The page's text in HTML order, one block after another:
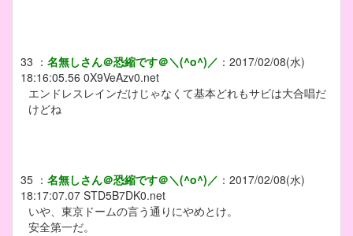
33 ： 名無しさん＠恐縮です＠＼(^o^)／ ： 2017/02/08(水)
18:16:05.56 0X9VeAzv0.net
エンドレスレインだけじゃなくて基本どれもサビは大合唱だ
けどね
35 ： 名無しさん＠恐縮です＠＼(^o^)／ ： 2017/02/08(水)
18:17:07.07 STD5B7DK0.net
いや、東京ドームの言う通りにやめとけ。
安全第一だ。